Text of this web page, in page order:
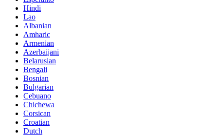
Hindi
Lao
Albanian
Amharic
Armenian
Azerbaijani
Belarusian
Bengali
Bosnian
Bulgarian
Cebuano
Chichewa
Corsican
Croatian
Dutch